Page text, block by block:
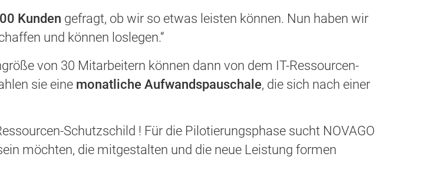
Kunden gefragt, ob wir so etwas leisten können. Nun haben wir
und können loslegen.“
von 30 Mitarbeitern können dann von dem IT-Ressourcen-
sie eine monatliche Aufwandspauschale, die sich nach einer
Schutzschild ! Für die Pilotierungsphase sucht NOVAGO
möchten, die mitgestalten und die neue Leistung formen